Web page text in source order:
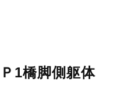
1橋脚側躯体